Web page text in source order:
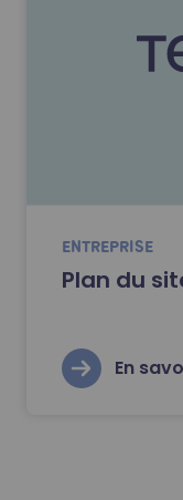
ENTREPRISE
Plan du
En